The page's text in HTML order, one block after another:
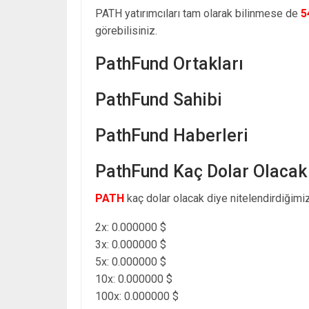
PATH yatırımcıları tam olarak bilinmese de
görebilisiniz.
PathFund Ortakları
PathFund Sahibi
PathFund Haberleri
PathFund Kaç Dolar Olacak
PATH kaç dolar olacak diye
2x: 0.000000 $
3x: 0.000000 $
5x: 0.000000 $
10x: 0.000000 $
100x: 0.000000 $